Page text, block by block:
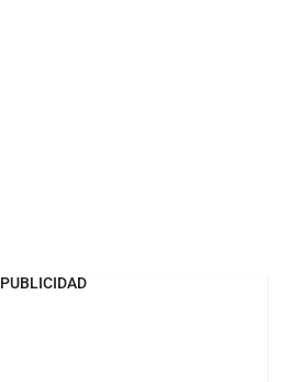
PUBLICIDAD